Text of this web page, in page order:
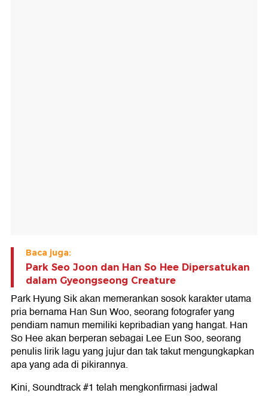
Baca juga:
Park Seo Joon dan Han So Hee Dipersatukan
dalam Gyeongseong Creature
Park Hyung Sik akan memerankan sosok karakter utama
pria bernama Han Sun Woo, seorang fotografer yang
pendiam namun memiliki kepribadian yang hangat. Han
So Hee akan berperan sebagai Lee Eun Soo, seorang
penulis lirik lagu yang jujur dan tak takut mengungkapkan
apa yang ada di pikirannya.
Kini, Soundtrack #1 telah mengkonfirmasi jadwal